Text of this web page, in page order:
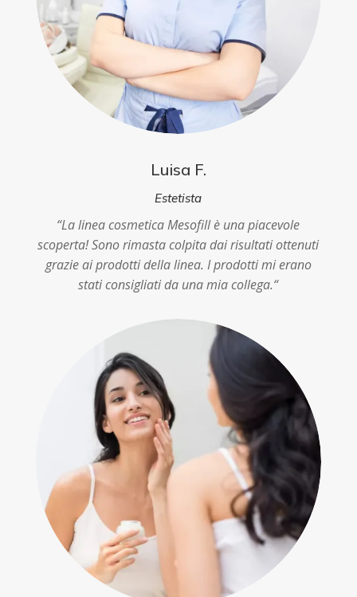
Luisa F.
Estetista
“La linea cosmetica Mesofill è una piacevole
scoperta! Sono rimasta colpita dai risultati ottenuti
grazie ai prodotti della linea. I prodotti mi erano
stati consigliati da una mia collega.“